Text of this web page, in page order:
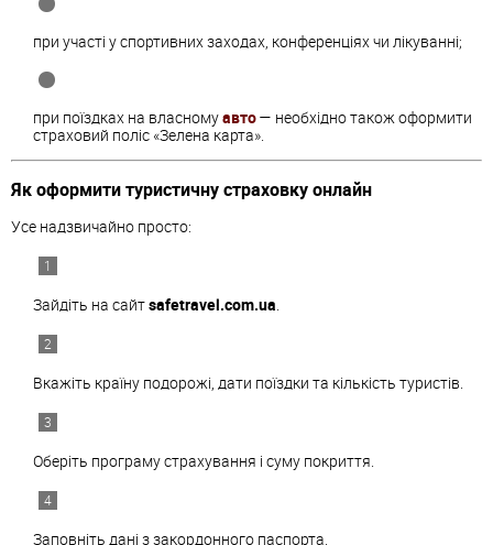
при участі у спортивних заходах, конференціях чи лікуванні;
при поїздках на власномуавто— необхідно також оформити
страховий поліс «Зелена карта».
Як оформити туристичну страховку онлайн
Усе надзвичайно просто:
Зайдіть на сайтsafetravel.com.ua
Вкажіть країну подорожі, дати поїздки та кількість туристів.
Оберіть програму страхування і суму покриття.
Заповніть дані з закордонного паспорта.